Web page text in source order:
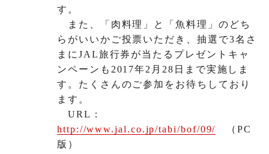
す。
また、「肉料理」と「魚料理」のどち
らがいいかご投票いただき、抽選で3名さ
まにJAL旅行券が当たるプレゼントキャ
ンペーンも2017年2月28日まで実施しま
す。たくさんのご参加をお待ちしており
ます。
URL：
http://www.jal.co.jp/tabi/bof/09/ （PC
版）